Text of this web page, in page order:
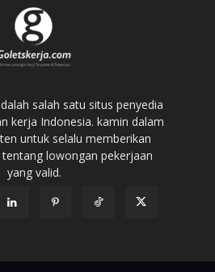
salah satu situs penyedia
kerja Indonesia. kamin dalam
untuk selalu memberikan
lowongan pekerjaan
yang valid.